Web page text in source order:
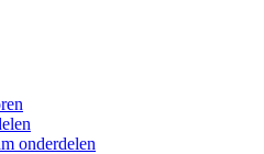
onderdelen